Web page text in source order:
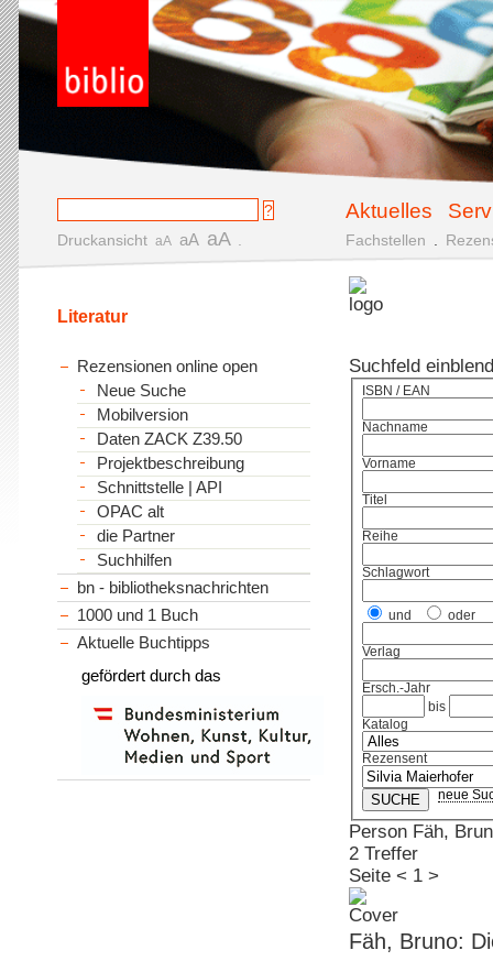
Aktuelles
Druckansicht aA aA aA Fachstellen
Suchfeld
ISBN / EAN
Nachname
Vorname
Titel
Reihe
Schlagwort
und oder
Verlag
Ersch.-Jahr
bis
Katalog
Rezensent
neue
Person Fäh,
2 Treffer
Seite < 1 >
Fäh, Bruno:
Literatur
Rezensionen online open
Neue Suche
Mobilversion
Daten ZACK Z39.50
Projektbeschreibung
Schnittstelle | API
OPAC alt
die Partner
Suchhilfen
bn - bibliotheksnachrichten
1000 und 1 Buch
Aktuelle Buchtipps
gefördert durch das